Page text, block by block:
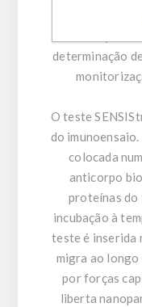
determinação
O teste
do
colocada
anticorpo
proteínas do
incubação à
teste é inserida
migra ao longo
por forças
liberta